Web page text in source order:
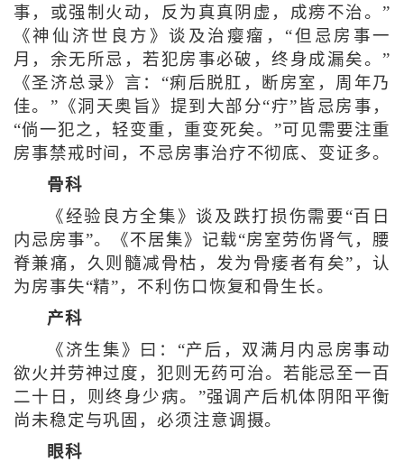
事，或强制火动，反为真真阴虚，成痨不治。”
《神仙济世良方》谈及治瘿瘤，“但忌房事一
月，余无所忌，若犯房事必破，终身成漏矣。”
《圣济总录》言：“痢后脱肛，断房室，周年乃
佳。”《洞天奥旨》提到大部分“疔”皆忌房事，
“倘一犯之，轻变重，重变死矣。”可见需要注重
房事禁戒时间，不忌房事治疗不彻底、变证多。
骨科
《经验良方全集》谈及跌打损伤需要“百日
内忌房事”。《不居集》记载“房室劳伤肾气，腰
脊兼痛，久则髓减骨枯，发为骨痿者有矣”，认
为房事失“精”，不利伤口恢复和骨生长。
产科
《济生集》曰：“产后，双满月内忌房事动
欲火并劳神过度，犯则无药可治。若能忌至一百
二十日，则终身少病。”强调产后机体阴阳平衡
尚未稳定与巩固，必须注意调摄。
眼科